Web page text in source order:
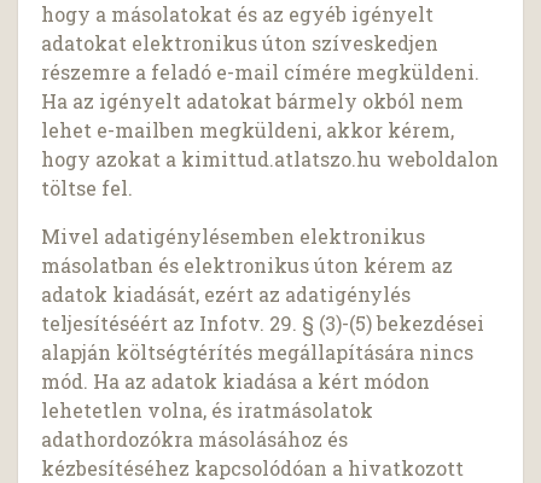
hogy a másolatokat és az egyéb igényelt
adatokat elektronikus úton szíveskedjen
részemre a feladó e-mail címére megküldeni.
Ha az igényelt adatokat bármely okból nem
lehet e-mailben megküldeni, akkor kérem,
hogy azokat a kimittud.atlatszo.hu weboldalon
töltse fel.
Mivel adatigénylésemben elektronikus
másolatban és elektronikus úton kérem az
adatok kiadását, ezért az adatigénylés
teljesítéséért az Infotv. 29. § (3)-(5) bekezdései
alapján költségtérítés megállapítására nincs
mód. Ha az adatok kiadása a kért módon
lehetetlen volna, és iratmásolatok
adathordozókra másolásához és
kézbesítéséhez kapcsolódóan a hivatkozott